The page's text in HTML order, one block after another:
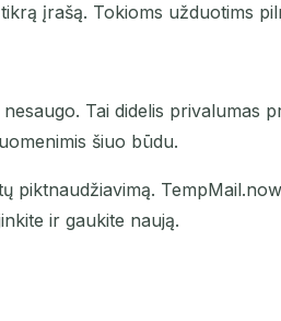
įrašą. Tokioms užduotims
Tai didelis privalumas
šiuo būdu.
piktnaudžiavimą.
ir gaukite naują.